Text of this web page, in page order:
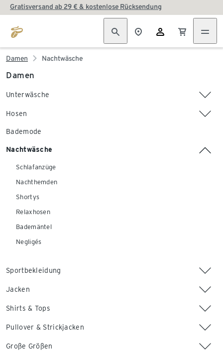
Gratisversand ab 29 € & kostenlose Rücksendung
Damen Nachtwäsche
Damen
Unterwäsche
Hosen
Bademode
Nachtwäsche
Schlafanzüge
Nachthemden
Shortys
Relaxhosen
Bademäntel
Negligés
Sportbekleidung
Jacken
Shirts & Tops
Pullover & Strickjacken
Große Größen